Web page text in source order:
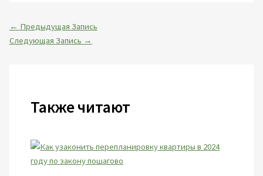
← Предыдущая Запись
Следующая Запись →
Также читают